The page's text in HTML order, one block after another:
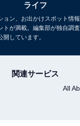
ライフ
ョン、お出かけスポット情
トが満載。編集部が独自調
しています。
関連サービス
All